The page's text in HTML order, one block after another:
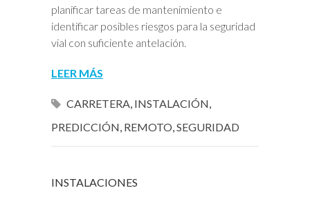
planificar tareas de mantenimiento e
identificar posibles riesgos para la seguridad
vial con suficiente antelación.
LEER MÁS
CARRETERA INSTALACIÓN
PREDICCIÓN REMOTO SEGURIDAD
INSTALACIONES